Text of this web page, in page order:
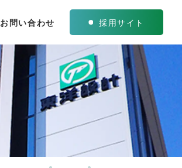
お問い合わせ 採用サイト